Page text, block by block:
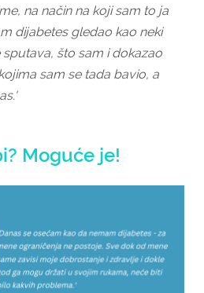
na način na koji sam to ja
dijabetes gledao kao neki
što sam i dokazao
sam se tada bavio, a
Moguće je!